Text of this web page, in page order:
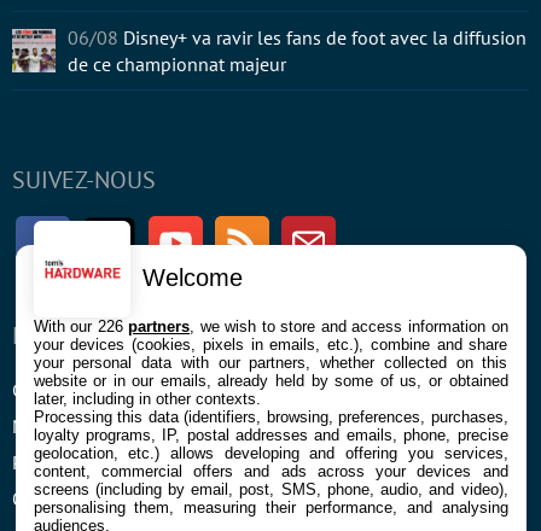
SUIVEZ-NOUS
FacebookTwitter Youtube RSS Newsletter
ENTREPRISE
Confidentialité et Cookies
Mentions légales et CGU
Préférences Cookies
Qui sommes nous
À PROPOS
Contact
06/08 Disney+ va ravir les fans de foot avec la diffusion
de ce championnat majeur
Welcome
With our 226partners , we wish to store and access information on
your devices (cookies, pixels in emails, etc.), combine and share
your personal data with our partners, whether collected on this
website or in our emails, already held by some of us, or obtained
later, including in other contexts.
Processing this data (identifiers, browsing, preferences, purchases,
loyalty programs, IP, postal addresses and emails, phone, precise
geolocation, etc.) allows developing and offering you services,
content, commercial offers and ads across your devices and
screens (including by email, post, SMS, phone, audio, and video),
personalising them, measuring their performance, and analysing
audiences.